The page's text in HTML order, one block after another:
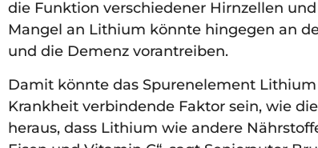
die Funktion verschiedener Hirnzellen
Mangel an Lithium könnte hingegen an
und die Demenz vorantreiben.
Damit könnte das Spurenelement
Krankheit verbindende Faktor sein, wie
heraus, dass Lithium wie andere